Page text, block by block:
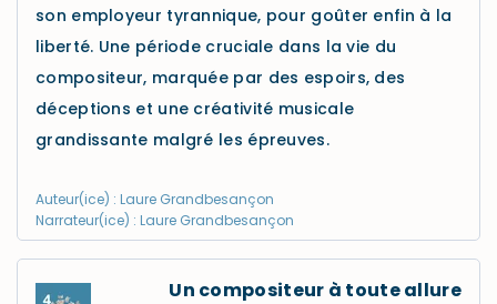
son employeur tyrannique, pour goûter enfin à la
liberté. Une période cruciale dans la vie du
compositeur, marquée par des espoirs, des
déceptions et une créativité musicale
grandissante malgré les épreuves.
Auteur(ice) : Laure Grandbesançon
Narrateur(ice) : Laure Grandbesançon
Un compositeur à toute allure